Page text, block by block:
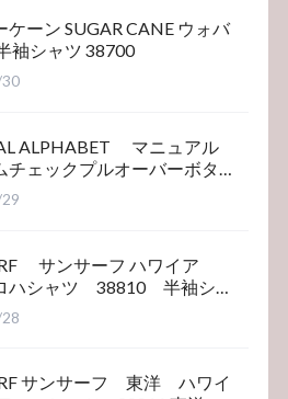
ケーン SUGAR CANE ウォバ
シュ 半袖シャツ 38700
ALPHABET マニュアル
チェックプルオーバーボタ
ャツ
サンサーフ ハワイア
ハシャツ 38810 半袖シ
サンサーフ 東洋 ハワイ